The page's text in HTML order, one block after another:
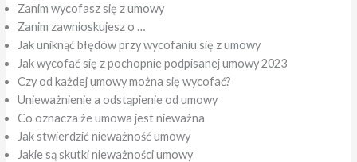
Zanim wycofasz się z umowy
Zanim zawnioskujesz o …
Jak uniknąć błędów przy wycofaniu się z umowy
Jak wycofać się z pochopnie podpisanej umowy 2023
Czy od każdej umowy można się wycofać?
Unieważnienie a odstąpienie od umowy
Co oznacza że umowa jest nieważna
Jak stwierdzić nieważność umowy
Jakie są skutki nieważności umowy